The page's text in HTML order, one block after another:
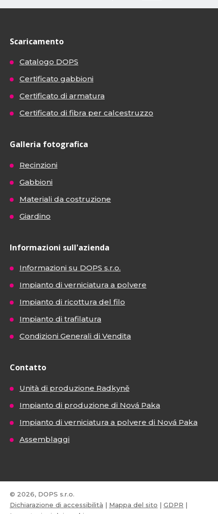
Scaricamento
Catalogo DOPS
Certificato gabbioni
Certificato di armatura
Certificato di fibra per calcestruzzo
Galleria fotografica
Recinzioni
Gabbioni
Materiali da costruzione
Giardino
Informazioni sull'azienda
Informazioni su DOPS s.r.o.
Impianto di verniciatura a polvere
Impianto di ricottura del filo
Impianto di trafilatura
Condizioni Generali di Vendita
Contatto
Unità di produzione Radkyně
Impianto di produzione di Nová Paka
Impianto di verniciatura a polvere di Nová Paka
Assemblaggi
© 2026, DOPS s.r.o.
Dichiarazione di accessibilità | Mappa del sito | GDPR |